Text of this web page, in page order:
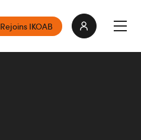
Rejoins IKOAB